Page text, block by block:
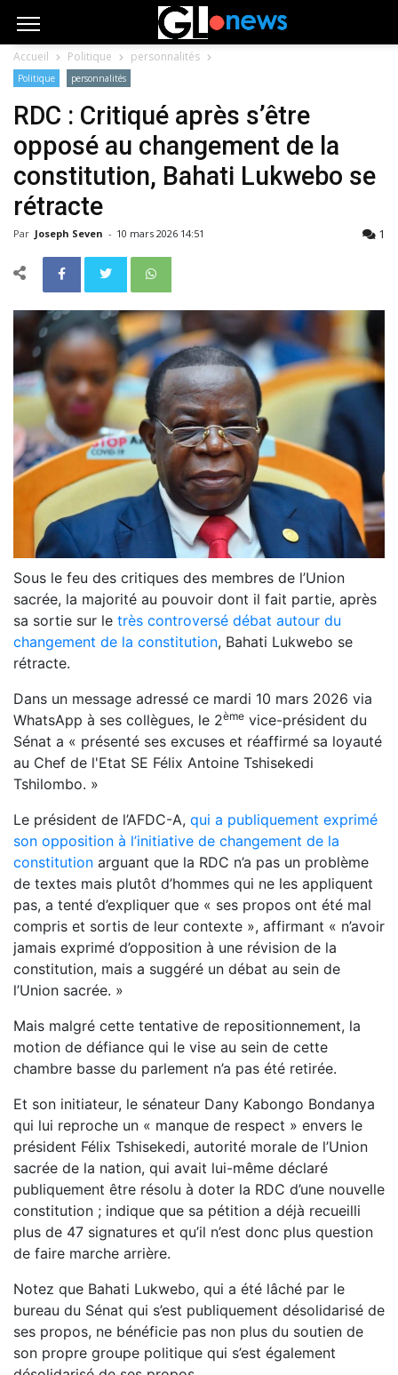
Accueil Politique personnalités
Politique personnalités
RDC : Critiqué après s’être
opposé au changement de la
constitution, Bahati Lukwebo se
rétracte
Par Joseph Seven - 10 mars 2026 14:51 1
Sous le feu des critiques des membres de l’Union
sacrée, la majorité au pouvoir dont il fait partie, après
sa sortie sur le très controversé débat autour du
changement de la constitution, Bahati Lukwebo se
rétracte.
Dans un message adressé ce mardi 10 mars 2026 via
WhatsApp à ses collègues, le 2ème vice-président du
Sénat a « présenté ses excuses et réaffirmé sa loyauté
au Chef de l'Etat SE Félix Antoine Tshisekedi
Tshilombo. »
Le président de l’AFDC-A, qui a publiquement exprimé
son opposition à l’initiative de changement de la
constitution arguant que la RDC n’a pas un problème
de textes mais plutôt d’hommes qui ne les appliquent
pas, a tenté d’expliquer que « ses propos ont été mal
compris et sortis de leur contexte », affirmant « n’avoir
jamais exprimé d’opposition à une révision de la
constitution, mais a suggéré un débat au sein de
l’Union sacrée. »
Mais malgré cette tentative de repositionnement, la
motion de défiance qui le vise au sein de cette
chambre basse du parlement n’a pas été retirée.
Et son initiateur, le sénateur Dany Kabongo Bondanya
qui lui reproche un « manque de respect » envers le
président Félix Tshisekedi, autorité morale de l’Union
sacrée de la nation, qui avait lui-même déclaré
publiquement être résolu à doter la RDC d’une nouvelle
constitution ; indique que sa pétition a déjà recueilli
plus de 47 signatures et qu’il n’est donc plus question
de faire marche arrière.
Notez que Bahati Lukwebo, qui a été lâché par le
bureau du Sénat qui s’est publiquement désolidarisé de
ses propos, ne bénéficie pas non plus du soutien de
son propre groupe politique qui s’est également